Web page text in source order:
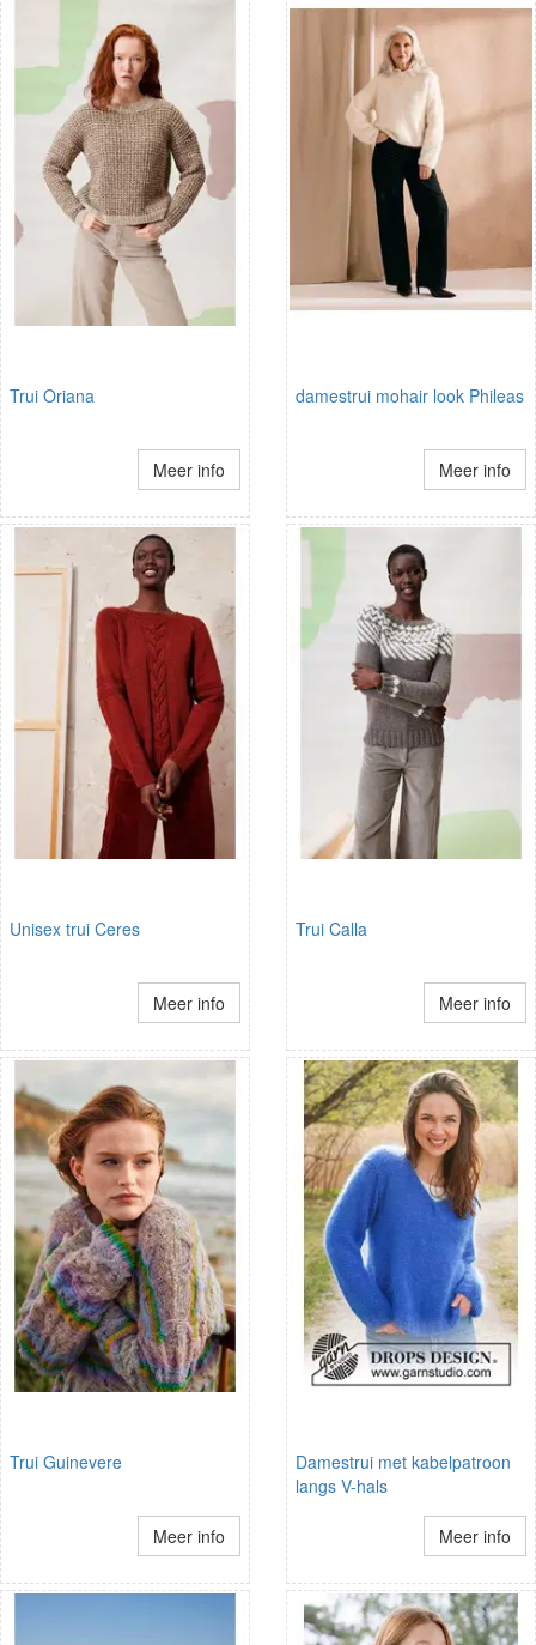
Trui Oriana
Meer info
damestrui mohair look Phileas
Meer info
Unisex trui Ceres
Meer info
Trui Calla
Meer info
Trui Guinevere
Meer info
Damestrui met kabelpatroon
langs V-hals
Meer info